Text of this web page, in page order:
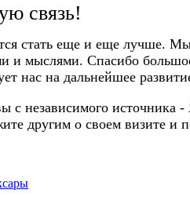
связь!
стать еще и еще лучше.
и мыслями. Спасибо
нас на дальнейшее
с независимого источника
другим о своем визите и